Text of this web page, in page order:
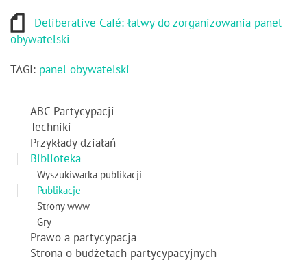
Deliberative Café: łatwy do zorganizowania panel
obywatelski
TAGI: panel obywatelski
ABC Partycypacji
Techniki
Przykłady działań
Biblioteka
Wyszukiwarka publikacji
Publikacje
Strony www
Gry
Prawo a partycypacja
Strona o budżetach partycypacyjnych